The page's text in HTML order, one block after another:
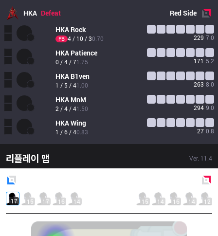
HKA Defeat RedSide
HKA Rock
FB 4 / 10 / 30.70 229 7.0
HKA Patience
0 / 4 / 71.75 171 5.2
HKA B1ven
1 / 5 / 41.00 263 8.0
HKA MnM
2 / 4 / 41.50 294 9.0
HKAWing
1 / 6 / 40.83 27 0.8
리플레이 맵 Ver. 11.4
17 15 17 16 14 15 14 16 14 12